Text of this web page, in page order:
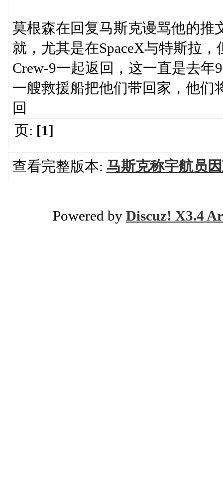
莫根森在回复马斯克谩骂他的推
就，尤其是在SpaceX与特斯拉
Crew-9一起返回，这一直是去
一艘救援船把他们带回家，他们
回
页: [1]
查看完整版本: 马斯克称宇航员
Powered by Discuz! X3.4